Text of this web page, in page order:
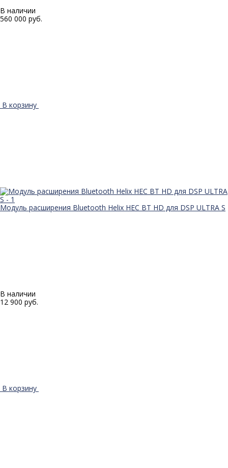
В наличии
560 000 руб.
В корзину
Модуль расширения Bluetooth Helix HEC BT HD для DSP ULTRA S
В наличии
12 900 руб.
В корзину